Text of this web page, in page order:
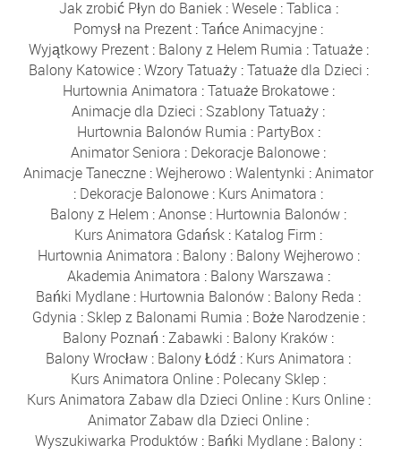
Jak zrobić Płyn do Baniek:Wesele:Tablica :
Pomysł na Prezent :Tańce Animacyjne :
Wyjątkowy Prezent: Balony z Helem Rumia :Tatuaże:
Balony Katowice:Wzory Tatuaży:Tatuaże dla Dzieci :
Hurtownia Animatora :Tatuaże Brokatowe:
Animacje dla Dzieci : Szablony Tatuaży :
Hurtownia Balonów Rumia : PartyBox:
Animator Seniora : Dekoracje Balonowe :
Animacje Taneczne :Wejherowo :Walentynki :Animator
: Dekoracje Balonowe : Kurs Animatora :
Balony z Helem :Anonse : Hurtownia Balonów :
Kurs Animatora Gdańsk : Katalog Firm :
Hurtownia Animatora : Balony: Balony Wejherowo:
Akademia Animatora : Balony Warszawa :
Bańki Mydlane : Hurtownia Balonów : Balony Reda :
Gdynia : Sklep z Balonami Rumia : Boże Narodzenie:
Balony Poznań :Zabawki : Balony Kraków :
Balony Wrocław : Balony Łódź : Kurs Animatora :
Kurs Animatora Online : Polecany Sklep :
Kurs Animatora Zabaw dla Dzieci Online: Kurs Online:
Animator Zabaw dla Dzieci Online :
Wyszukiwarka Produktów : Bańki Mydlane : Balony :